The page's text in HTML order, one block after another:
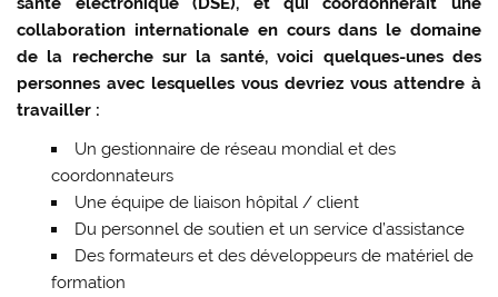
collaboration internationale en cours dans le domaine
de la recherche sur la santé, voici quelques-unes des
personnes avec lesquelles vous devriez vous attendre à
travailler :
Un gestionnaire de réseau mondial et des
coordonnateurs
Une équipe de liaison hôpital / client
Du personnel de soutien et un service d’assistance
Des formateurs et des développeurs de matériel de
formation